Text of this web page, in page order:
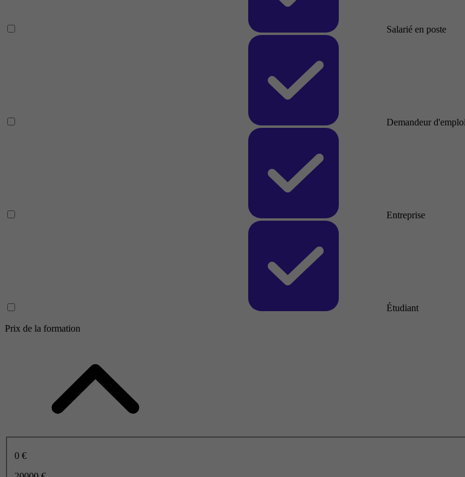
Salarié en poste
Demandeur d'emploi
Entreprise
Étudiant
Prix de la formation
0 €